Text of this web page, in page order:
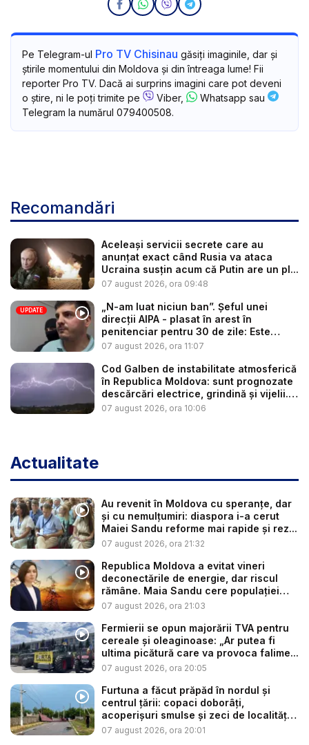
Pe Telegram-ul Pro TV Chisinau găsiți imaginile, dar și
știrile momentului din Moldova și din întreaga lume! Fii
reporter Pro TV. Dacă ai surprins imagini care pot deveni
o știre, ni le poți trimite pe
Viber,
Whatsapp sau
Telegram la numărul 079400508.
Recomandări
Aceleași servicii secrete care au
anunțat exact când Rusia va ataca
Ucraina susțin acum că Putin are un pl...
07 august 2026, ora 09:48
UPDATE
„N-am luat niciun ban”. Șeful unei
direcții AIPA - plasat în arest în
penitenciar pentru 30 de zile: Este
cerc...
07 august 2026, ora 11:07
Cod Galben de instabilitate atmosferică
în Republica Moldova: sunt prognozate
descărcări electrice, grindină și vijelii.
...
07 august 2026, ora 10:06
Actualitate
Au revenit în Moldova cu speranțe, dar
și cu nemulțumiri: diaspora i-a cerut
Maiei Sandu reforme mai rapide și rez...
07 august 2026, ora 21:32
Republica Moldova a evitat vineri
deconectările de energie, dar riscul
rămâne. Maia Sandu cere populației
să...
07 august 2026, ora 21:03
Fermierii se opun majorării TVA pentru
cereale și oleaginoase: „Ar putea fi
ultima picătură care va provoca falime...
07 august 2026, ora 20:05
Furtuna a făcut prăpăd în nordul și
centrul țării: copaci doborâți,
acoperișuri smulse și zeci de localități
...
07 august 2026, ora 20:01